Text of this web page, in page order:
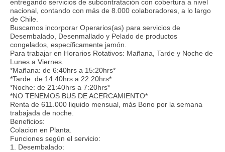
entregando servicios de subcontratación con cobertura a nivel
nacional, contando con más de 8.000 colaboradores, a lo largo
de Chile.
Buscamos incorporar Operarios(as) para servicios de
Desembalado, Desenmallado y Pelado de productos
congelados, específicamente jamón.
Para trabajar en Horarios Rotativos: Mañana, Tarde y Noche de
Lunes a Viernes.
*Mañana: de 6:40hrs a 15:20hrs*
*Tarde: de 14:40hrs a 22:20hrs*
*Noche: de 21:40hrs a 7:20hrs*
*NO TENEMOS BUS DE ACERCAMIENTO*
Renta de 611.000 liquido mensual, más Bono por la semana
trabajada de noche.
Beneficios:
Colacion en Planta.
Funciones según el servicio:
1. Desembalado: